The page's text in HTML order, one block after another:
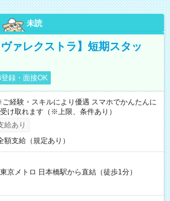
未読
ァレクストラ】短期スタッ
録・面接OK
経験・スキルにより優遇 スマホでかんたんに
け取れます（※上限、条件あり）
給あり
額支給（規定あり）
メトロ 日本橋駅から直結（徒歩1分）